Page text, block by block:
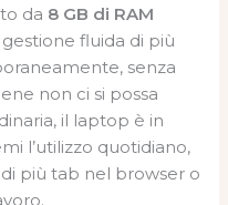
da 8 GB di RAM
fluida di più
senza
non ci si possa
il laptop è in
l’utilizzo quotidiano,
più tab nel browser o